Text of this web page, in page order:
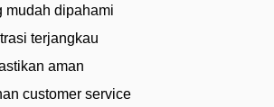
mudah dipahami
terjangkau
aman
customer service